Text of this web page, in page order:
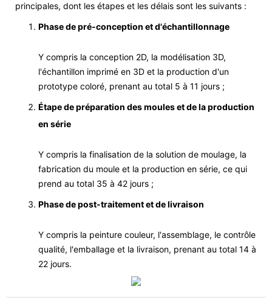
principales, dont les étapes et les délais sont les suivants :
Phase de pré-conception et d'échantillonnage
Y compris la conception 2D, la modélisation 3D,
l'échantillon imprimé en 3D et la production d'un
prototype coloré, prenant au total 5 à 11 jours ;
Étape de préparation des moules et de la production
en série
Y compris la finalisation de la solution de moulage, la
fabrication du moule et la production en série, ce qui
prend au total 35 à 42 jours ;
Phase de post-traitement et de livraison
Y compris la peinture couleur, l'assemblage, le contrôle
qualité, l'emballage et la livraison, prenant au total 14 à
22 jours.